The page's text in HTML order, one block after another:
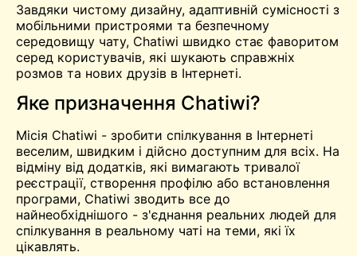
Завдяки чистому дизайну, адаптивній сумісності з
мобільними пристроями та безпечному
середовищу чату, Chatiwi швидко стає фаворитом
серед користувачів, які шукають справжніх
розмов та нових друзів в Інтернеті.
Яке призначення Chatiwi?
Місія Chatiwi - зробити спілкування в Інтернеті
веселим, швидким і дійсно доступним для всіх. На
відміну від додатків, які вимагають тривалої
реєстрації, створення профілю або встановлення
програми, Chatiwi зводить все до
найнеобхіднішого - з'єднання реальних людей для
спілкування в реальному чаті на теми, які їх
цікавлять.